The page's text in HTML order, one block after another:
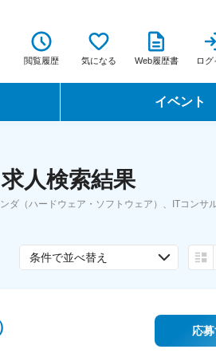
閲覧履歴 気になる Web履歴書 ログ
イベント
転職フェア
人検索結果
ダ（ハードウェア・ソフトウェア）、ITコンサ
条件で並べ替え
応